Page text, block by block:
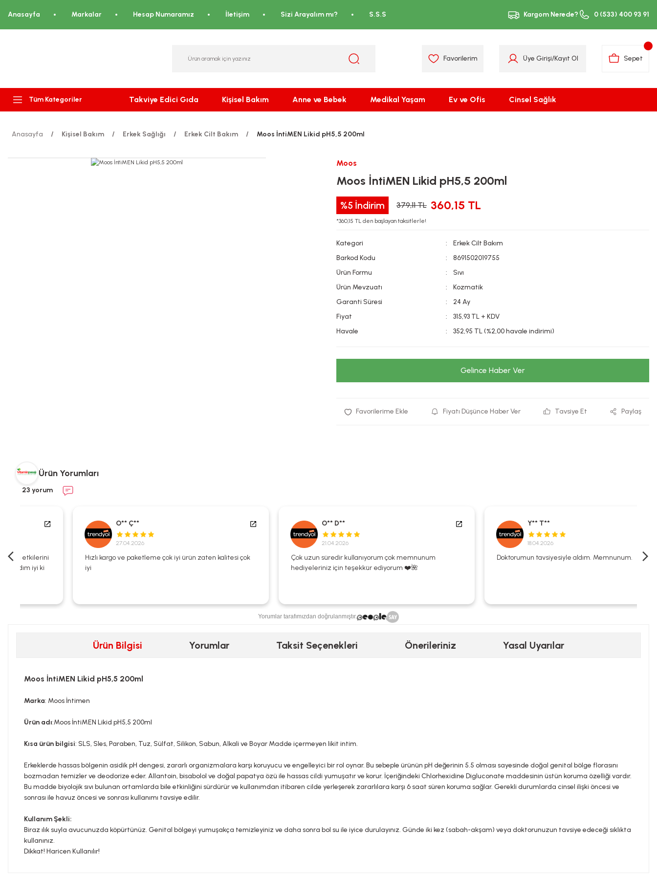
Anasayfa Markalar Hesap Numaramız İletişim Sizi Arayalım mı? S.S.S Kargom Nerede? 0 (533) 400 93 91
Favorilerim Üye Girişi/Kayıt Ol Sepet
Tüm Kategoriler Takviye Edici Gıda Kişisel Bakım Anne ve Bebek Medikal Yaşam Ev ve Ofis Cinsel Sağlık
Anasayfa Kişisel Bakım Erkek Sağlığı Erkek Cilt Bakım Moos İntiMEN Likid pH5,5 200ml
Moos
Moos İntiMEN Likid pH5,5 200ml
%5 İndirim 379,11 TL 360,15 TL
*360,15 TL den başlayan taksitlerle!
Kategori
Erkek Cilt Bakım
Barkod Kodu
8691502019755
Ürün Formu
Sıvı
Ürün Mevzuatı
Kozmatik
Garanti Süresi
24 Ay
Fiyat
315,93 TL + KDV
Havale
352,95 TL (%2,00 havale indirimi)
Gelince Haber Ver
Fiyatı Düşünce Haber Ver Tavsiye Et Paylaş
Ürün Yorumları
23 yorum
O** Ç**
27.04.2026
Hızlı kargo ve paketleme çok iyi ürün zaten kalitesi çok
iyi
O** D**
21.04.2026
Çok uzun süredir kullanıyorum çok memnunum
hediyeleriniz için teşekkür ediyorum ❤️🌺
Y** T**
18.04.2026
Doktorumun tavsiyesiyle aldım. Memnunum.
Yorumlar tarafımızdan doğrulanmıştır.
Ürün Bilgisi Yorumlar Taksit Seçenekleri Önerileriniz Yasal Uyarılar
Moos İntiMEN Likid pH5,5 200ml
Marka: Moos İntimen
Ürün adı:Moos İntiMEN Likid pH5,5 200ml
Kısa ürün bilgisi: SLS, Sles, Paraben, Tuz, Sülfat, Silikon, Sabun, Alkali ve Boyar Madde içermeyen likit intim.
Erkeklerde hassas bölgenin asidik pH dengesi, zararlı organizmalara karşı koruyucu ve engelleyici bir rol oynar. Bu sebeple ürünün pH değerinin 5.5 olması sayesinde doğal genital bölge florasını
bozmadan temizler ve deodorize eder. Allantoin, bisabolol ve doğal papatya özü ile hassas cildi yumuşatır ve korur. İçeriğindeki Chlorhexidine Digluconate maddesinin üstün koruma özelliği vardır.
Bu madde biyolojik sıvı bulunan ortamlarda bile etkinliğini sürdürür ve kullanımdan itibaren cilde yerleşerek zararlılara karşı 6 saat süren koruma sağlar. Gerekli durumlarda cinsel ilişki öncesi ve
sonrası ile havuz öncesi ve sonrası kullanımı tavsiye edilir.
Kullanım Şekli:
Biraz ılık suyla avucunuzda köpürtünüz. Genital bölgeyi yumuşakça temizleyiniz ve daha sonra bol su ile iyice durulayınız. Günde iki kez (sabah-akşam) veya doktorunuzun tavsiye edeceği sıklıkta
kullanınız.
Dikkat! Haricen Kullanılır!